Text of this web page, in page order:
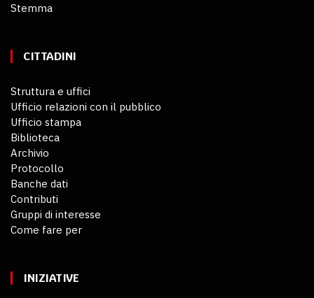
Stemma
CITTADINI
Struttura e uffici
Ufficio relazioni con il pubblico
Ufficio stampa
Biblioteca
Archivio
Protocollo
Banche dati
Contributi
Gruppi di interesse
Come fare per
INIZIATIVE